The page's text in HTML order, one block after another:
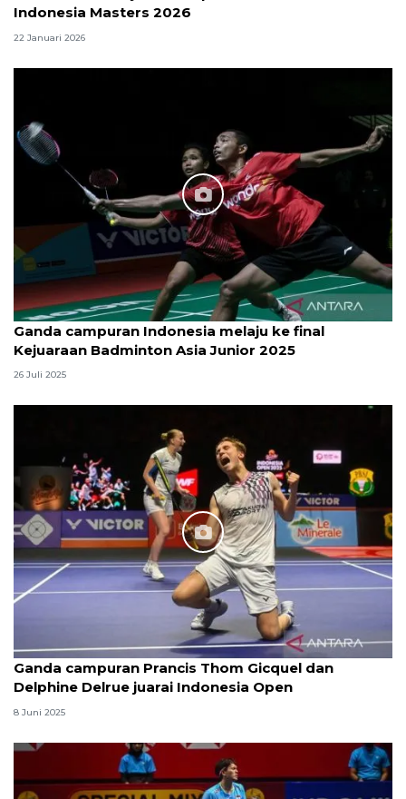
Indonesia Masters 2026
22 Januari 2026
Ganda campuran Indonesia melaju ke final
Kejuaraan Badminton Asia Junior 2025
26 Juli 2025
Ganda campuran Prancis Thom Gicquel dan
Delphine Delrue juarai Indonesia Open
8 Juni 2025